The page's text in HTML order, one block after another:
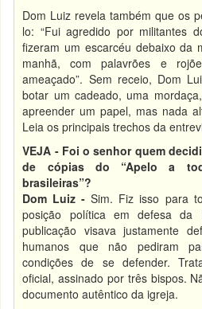
Dom Luiz revela também que os
lo: “Fui agredido por militantes
fizeram um escarcéu debaixo da
manhã, com palavrões e
ameaçado”. Sem receio, Dom
botar um cadeado, uma
apreender um papel, mas nada
Leia os principais trechos da
VEJA - Foi o senhor quem
de cópias do “Apelo a
brasileiras”?
Dom Luiz -Sim. Fiz isso para
posição política em defesa
publicação visava justamente
humanos que não pediram
condições de se defender.
oficial, assinado por três bispos.
documento autêntico da igreja.